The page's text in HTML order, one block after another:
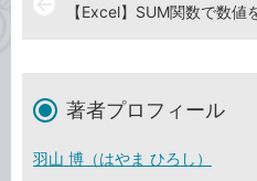
【Excel】SUM関数で数値
著者プロフィール
羽山 博（はやま ひろし）